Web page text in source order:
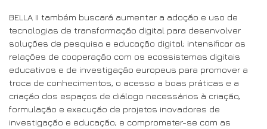
BELLA II também buscará aumentar a adoção e uso de
tecnologias de transformação digital para desenvolver
soluções de pesquisa e educação digital; intensificar as
relações de cooperação com os ecossistemas digitais
educativos e de investigação europeus para promover a
troca de conhecimentos, o acesso a boas práticas e a
criação dos espaços de diálogo necessários à criação,
formulação e execução de projetos inovadores de
investigação e educação; e comprometer-se com as